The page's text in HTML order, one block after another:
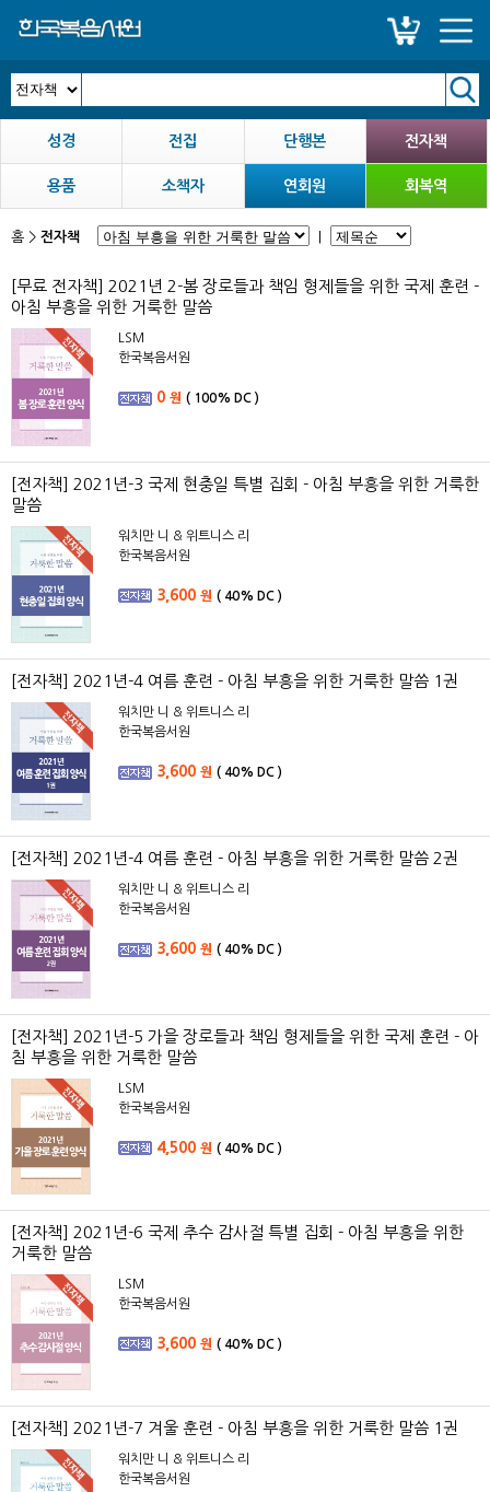
성경 전집 단행본 전자책
용품 소책자 연회원 회복역
홈 > 전자책
[무료 전자책] 2021년 2-봄 장로들과 책임 형제들을 위한 국제 훈련 -
아침 부흥을 위한 거룩한 말씀
LSM
한국복음서원
0 원 ( 100% DC )
[전자책] 2021년-3 국제 현충일 특별 집회 - 아침 부흥을 위한 거룩한
말씀
워치만 니 & 위트니스 리
한국복음서원
3,600 원 ( 40% DC )
[전자책] 2021년-4 여름 훈련 - 아침 부흥을 위한 거룩한 말씀 1권
워치만 니 & 위트니스 리
한국복음서원
3,600 원 ( 40% DC )
[전자책] 2021년-4 여름 훈련 - 아침 부흥을 위한 거룩한 말씀 2권
워치만 니 & 위트니스 리
한국복음서원
3,600 원 ( 40% DC )
[전자책] 2021년-5 가을 장로들과 책임 형제들을 위한 국제 훈련 - 아
침 부흥을 위한 거룩한 말씀
LSM
한국복음서원
4,500 원 ( 40% DC )
[전자책] 2021년-6 국제 추수 감사절 특별 집회 - 아침 부흥을 위한
거룩한 말씀
LSM
한국복음서원
3,600 원 ( 40% DC )
[전자책] 2021년-7 겨울 훈련 - 아침 부흥을 위한 거룩한 말씀 1권
워치만 니 & 위트니스 리
한국복음서원